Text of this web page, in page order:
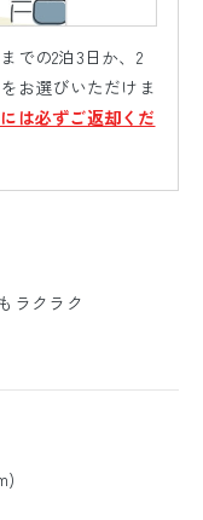
での2泊3日か、2
お選びいただけま
は必ずご返却くだ
ラクラク